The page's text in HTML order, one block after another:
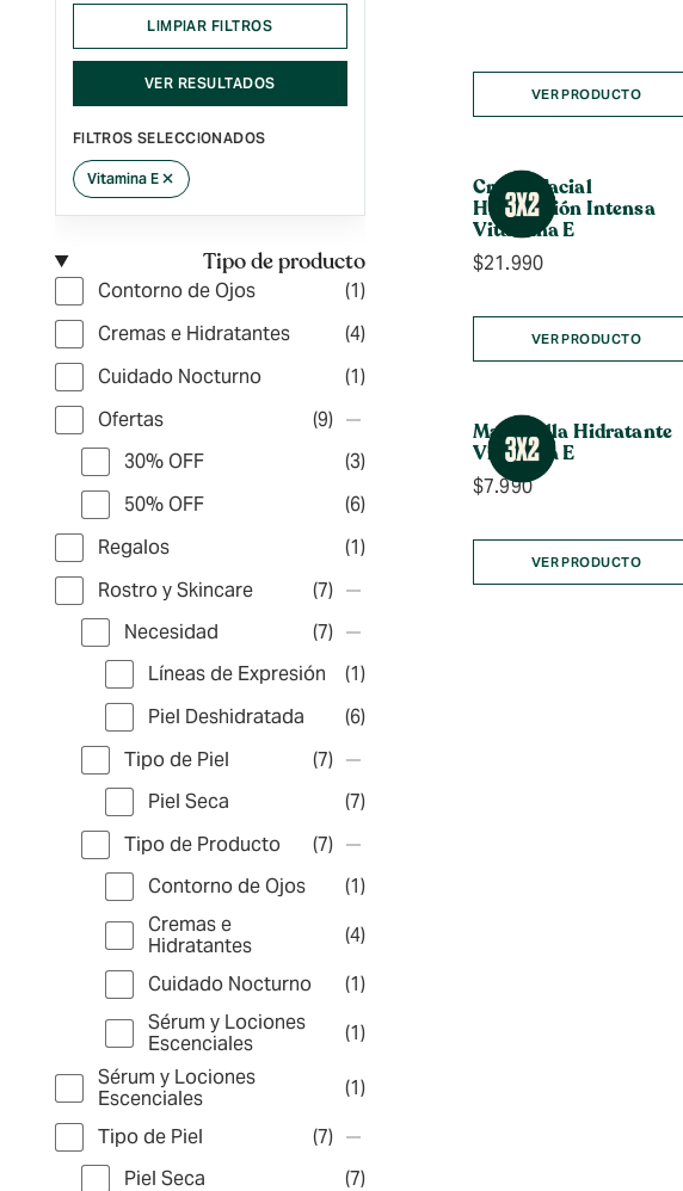
LIMPIAR FILTROS
VER RESULTADOS
FILTROS SELECCIONADOS
Vitamina E ×
Tipo de producto
Contorno de Ojos
(1)
Cremas e Hidratantes
(4)
Cuidado Nocturno
(1)
Ofertas
(9)
30% OFF
(3)
50% OFF
(6)
Regalos
(1)
Rostro y Skincare
(7)
Necesidad
(7)
Líneas de Expresión
(1)
Piel Deshidratada
(6)
Tipo de Piel
(7)
Piel Seca
(7)
Tipo de Producto
(7)
Contorno de Ojos
(1)
Cremas e
Hidratantes
(4)
Cuidado Nocturno
(1)
Sérum y Lociones
Escenciales
(1)
Sérum y Lociones
Escenciales
(1)
Tipo de Piel
(7)
Piel Seca
(7)
hasta
VER PRODUCTO
Crema Facial
Hidratación Intensa
Vitamina E
$21.990
VER PRODUCTO
Mascarilla Hidratante
Vitamina E
$7.990
VER PRODUCTO